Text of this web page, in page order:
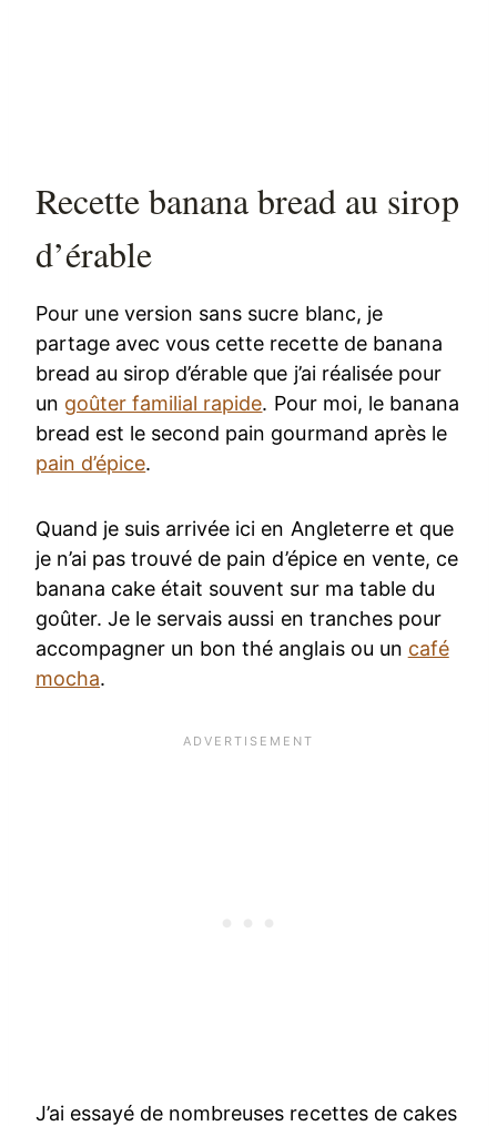
Recette banana bread au sirop
d’érable
Pour une version sans sucre blanc, je
partage avec vous cette recette de banana
bread au sirop d’érable que j’ai réalisée pour
un goûter familial rapide. Pour moi, le banana
bread est le second pain gourmand après le
pain d’épice.
Quand je suis arrivée ici en Angleterre et que
je n’ai pas trouvé de pain d’épice en vente, ce
banana cake était souvent sur ma table du
goûter. Je le servais aussi en tranches pour
accompagner un bon thé anglais ou un café
mocha.
J’ai essayé de nombreuses recettes de cakes